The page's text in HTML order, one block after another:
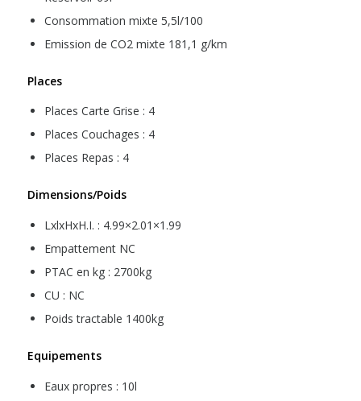
Consommation mixte 5,5l/100
Emission de CO2 mixte 181,1 g/km
Places
Places Carte Grise : 4
Places Couchages : 4
Places Repas : 4
Dimensions/Poids
LxlxHxH.I. : 4.99×2.01×1.99
Empattement NC
PTAC en kg : 2700kg
CU : NC
Poids tractable 1400kg
Equipements
Eaux propres : 10l